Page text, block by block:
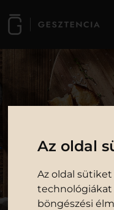
Az oldal
Az oldal
technológiákat
böngészési